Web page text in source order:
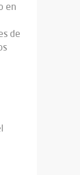
en
de